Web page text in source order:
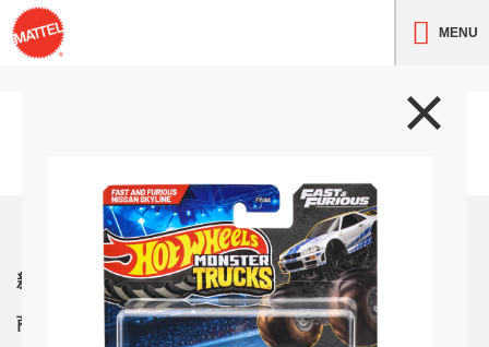
MENU
新着情報
商品紹介